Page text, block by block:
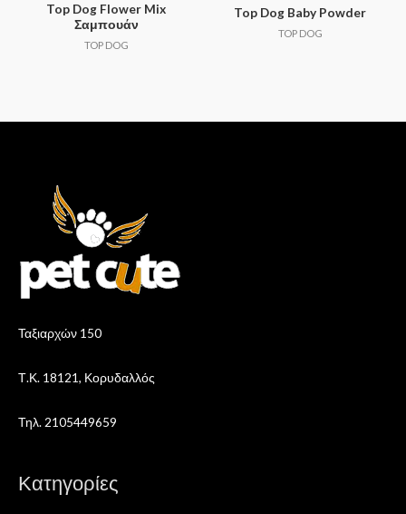
Top Dog Flower Mix
Σαμπουάν
TOP DOG
Top Dog Baby Powder
TOP DOG
Ταξιαρχών 150
Τ.Κ. 18121, Κορυδαλλός
Τηλ. 2105449659
Κατηγορίες